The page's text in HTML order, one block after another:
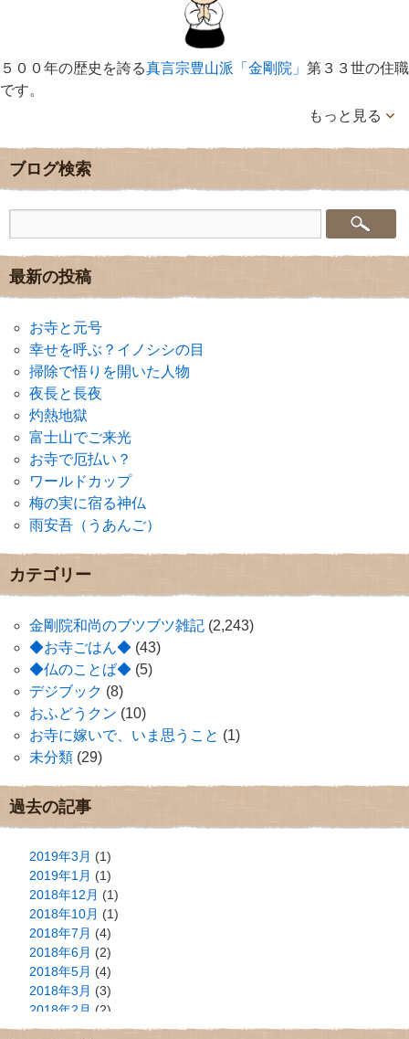
５００年の歴史を誇る真言宗豊山派「金剛院」 第３３世の住職
です。
もっと見る
ブログ検索
最新の投稿
お寺と元号
幸せを呼ぶ？イノシシの目
掃除で悟りを開いた人物
夜長と長夜
灼熱地獄
富士山でご来光
お寺で厄払い？
ワールドカップ
梅の実に宿る神仏
雨安吾（うあんご）
カテゴリー
金剛院和尚のブツブツ雑記 (2,243)
◆お寺ごはん◆ (43)
◆仏のことば◆ (5)
デジブック (8)
おふどうクン (10)
お寺に嫁いで、いま思うこと (1)
未分類 (29)
過去の記事
2019年3月 (1)
2019年1月 (1)
2018年12月 (1)
2018年10月 (1)
2018年7月 (4)
2018年6月 (2)
2018年5月 (4)
2018年3月 (3)
2018年2月 (2)
2018年1月(2)